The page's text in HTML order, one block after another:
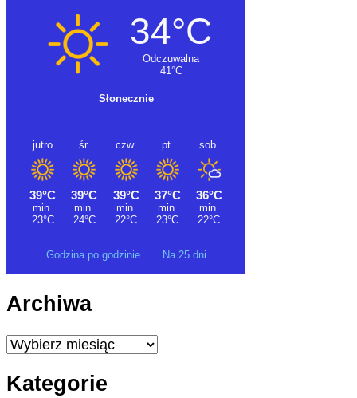
Godzina po godzinie Na 25 dni
Archiwa
Archiwa
Kategorie